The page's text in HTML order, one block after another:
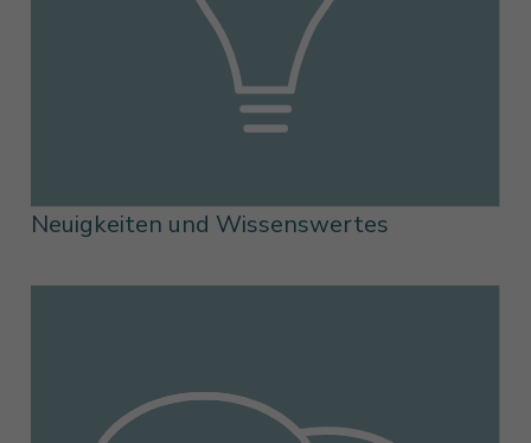
Neuigkeiten und Wissenswertes